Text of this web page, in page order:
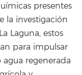
presentes
la investigación
Laguna, estos
para impulsar
regenerada